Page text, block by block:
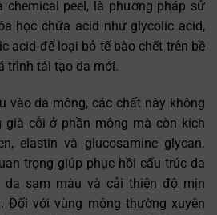
chemical peel, là phương pháp sử
học chứa acid như glycolic acid,
acid để loại bỏ tế bào chết trên bề
trình tái tạo da mới.
vào da mông, các chất này không
cỗi ở phần mông mà còn kích
elastin và glucosamine glycan.
trọng giúp phục hồi cấu trúc da
da sạm màu và cải thiện độ mịn
Đối với vùng mông thường xuyên